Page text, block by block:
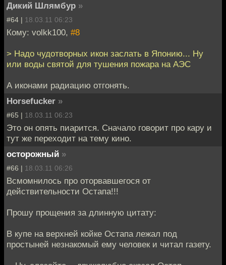
Дикий Шлямбур »
#64 | 18.03.11 06:23
Кому: volkk100, #8
> Надо чудотворных икон заслать в Японию... Ну
или воды святой для тушения пожара на АЭС
А иконами радиацию отгонять.
Horsefucker »
#65 | 18.03.11 06:23
Это он опять пиарится. Сначало говорит про кару и
тут же переходит на тему кино.
осторожный »
#66 | 18.03.11 06:26
Всмомнилось про оторвавшегося от
действительности Остапа!!!
Прошу прощения за длинную цитату:
В купе на верхней койке Остапа лежал под
простыней незнакомый ему человек и читал газету.